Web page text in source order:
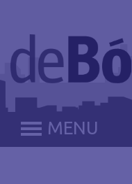
MENU